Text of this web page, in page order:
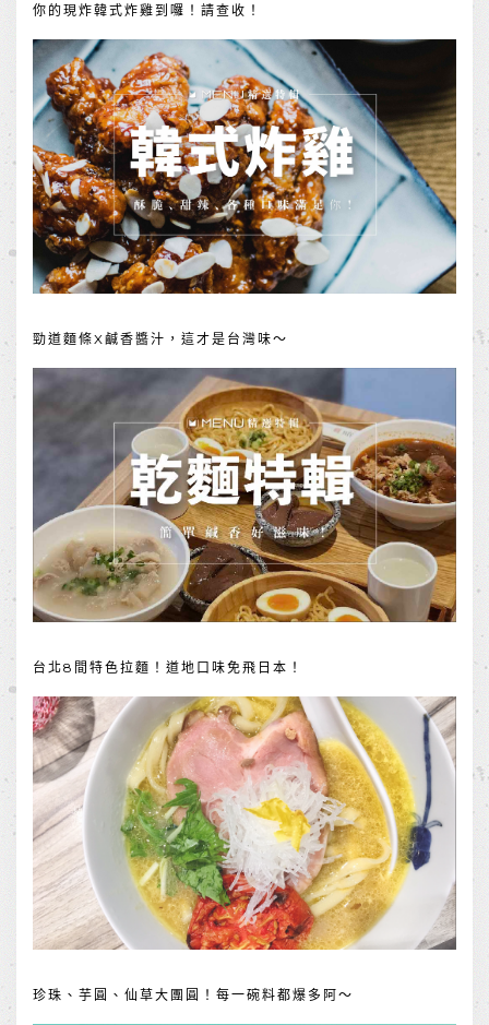
你的現炸韓式炸雞到囉！請查收！
勁道麵條X鹹香醬汁，這才是台灣味～
台北8間特色拉麵！道地口味免飛日本！
珍珠、芋圓、仙草大團圓！每一碗料都爆多阿～